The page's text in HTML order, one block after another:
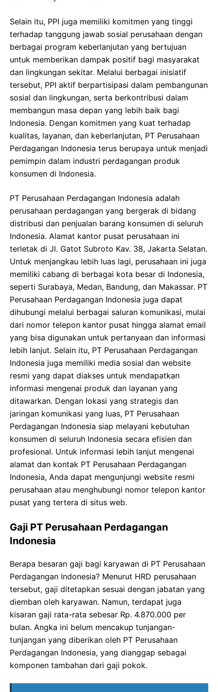
Selain itu, PPI juga memiliki komitmen yang tinggi
terhadap tanggung jawab sosial perusahaan dengan
berbagai program keberlanjutan yang bertujuan
untuk memberikan dampak positif bagi masyarakat
dan lingkungan sekitar. Melalui berbagai inisiatif
tersebut, PPI aktif berpartisipasi dalam pembangunan
sosial dan lingkungan, serta berkontribusi dalam
membangun masa depan yang lebih baik bagi
Indonesia. Dengan komitmen yang kuat terhadap
kualitas, layanan, dan keberlanjutan, PT Perusahaan
Perdagangan Indonesia terus berupaya untuk menjadi
pemimpin dalam industri perdagangan produk
konsumen di Indonesia.
PT Perusahaan Perdagangan Indonesia adalah
perusahaan perdagangan yang bergerak di bidang
distribusi dan penjualan barang konsumen di seluruh
Indonesia. Alamat kantor pusat perusahaan ini
terletak di Jl. Gatot Subroto Kav. 38, Jakarta Selatan.
Untuk menjangkau lebih luas lagi, perusahaan ini juga
memiliki cabang di berbagai kota besar di Indonesia,
seperti Surabaya, Medan, Bandung, dan Makassar. PT
Perusahaan Perdagangan Indonesia juga dapat
dihubungi melalui berbagai saluran komunikasi, mulai
dari nomor telepon kantor pusat hingga alamat email
yang bisa digunakan untuk pertanyaan dan informasi
lebih lanjut. Selain itu, PT Perusahaan Perdagangan
Indonesia juga memiliki media sosial dan website
resmi yang dapat diakses untuk mendapatkan
informasi mengenai produk dan layanan yang
ditawarkan. Dengan lokasi yang strategis dan
jaringan komunikasi yang luas, PT Perusahaan
Perdagangan Indonesia siap melayani kebutuhan
konsumen di seluruh Indonesia secara efisien dan
profesional. Untuk informasi lebih lanjut mengenai
alamat dan kontak PT Perusahaan Perdagangan
Indonesia, Anda dapat mengunjungi website resmi
perusahaan atau menghubungi nomor telepon kantor
pusat yang tertera di situs web.
Gaji PT Perusahaan Perdagangan
Indonesia
Berapa besaran gaji bagi karyawan di PT Perusahaan
Perdagangan Indonesia? Menurut HRD perusahaan
tersebut, gaji ditetapkan sesuai dengan jabatan yang
diemban oleh karyawan. Namun, terdapat juga
kisaran gaji rata-rata sebesar Rp. 4.870.000 per
bulan. Angka ini belum mencakup tunjangan-
tunjangan yang diberikan oleh PT Perusahaan
Perdagangan Indonesia, yang dianggap sebagai
komponen tambahan dari gaji pokok.